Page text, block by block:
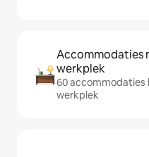
Accommodaties
werkplek
60 accommodaties
werkplek